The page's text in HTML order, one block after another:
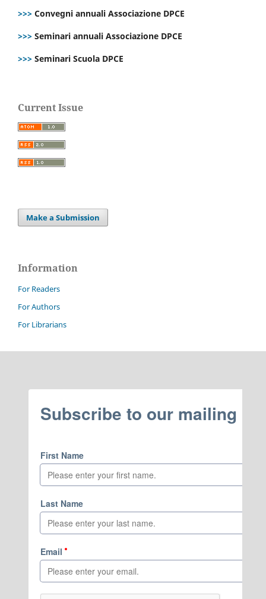
>>> Convegni annuali Associazione DPCE
>>> Seminari annuali Associazione DPCE
>>> Seminari Scuola DPCE
Current Issue
Make a Submission
Information
For Readers
For Authors
For Librarians